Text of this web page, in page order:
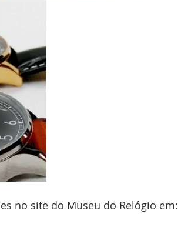
no site do Museu do Relógio em: